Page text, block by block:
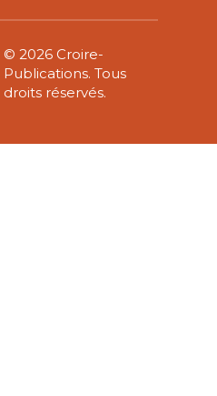
© 2026 Croire-
Publications. Tous
droits réservés.